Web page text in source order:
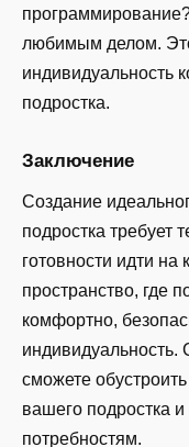
любимым делом.
индивидуальность
подростка.
Заключение
Создание
подростка требует
готовности идти
пространство, где
комфортно,
сможете
вашего подростка и
потребностям.